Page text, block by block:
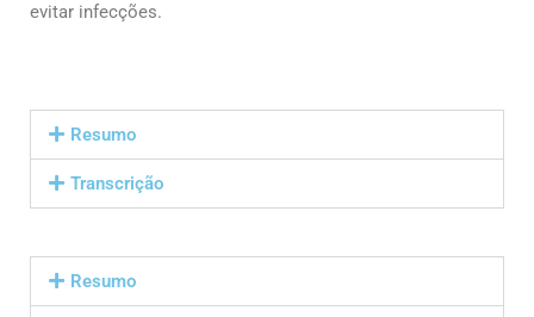
evitar infecções.
Resumo
Transcrição
Resumo